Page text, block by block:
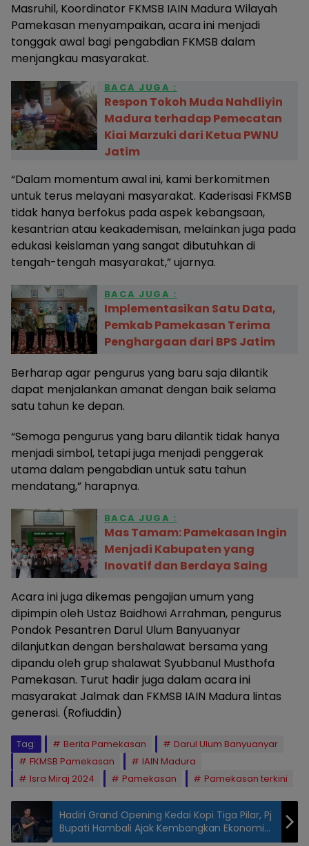
Masruhil, Koordinator FKMSB IAIN Madura Wilayah
Pamekasan menyampaikan, acara ini menjadi
tonggak awal bagi pengabdian FKMSB dalam
menjangkau masyarakat.
BACA JUGA :
Respon Tokoh Muda Nahdliyin
Madura terhadap Pemecatan
Kiai Marzuki dari Ketua PWNU
Jatim
“Dalam momentum awal ini, kami berkomitmen
untuk terus melayani masyarakat. Kaderisasi FKMSB
tidak hanya berfokus pada aspek kebangsaan,
kesantrian atau keakademisan, melainkan juga pada
edukasi keislaman yang sangat dibutuhkan di
tengah-tengah masyarakat,” ujarnya.
BACA JUGA :
Implementasikan Satu Data,
Pemkab Pamekasan Terima
Penghargaan dari BPS Jatim
Berharap agar pengurus yang baru saja dilantik
dapat menjalankan amanat dengan baik selama
satu tahun ke depan.
“Semoga pengurus yang baru dilantik tidak hanya
menjadi simbol, tetapi juga menjadi penggerak
utama dalam pengabdian untuk satu tahun
mendatang,” harapnya.
BACA JUGA :
Mas Tamam: Pamekasan Ingin
Menjadi Kabupaten yang
Inovatif dan Berdaya Saing
Acara ini juga dikemas pengajian umum yang
dipimpin oleh Ustaz Baidhowi Arrahman, pengurus
Pondok Pesantren Darul Ulum Banyuanyar
dilanjutkan dengan bershalawat bersama yang
dipandu oleh grup shalawat Syubbanul Musthofa
Pamekasan. Turut hadir juga dalam acara ini
masyarakat Jalmak dan FKMSB IAIN Madura lintas
generasi. (Rofiuddin)
Tag: Berita Pamekasan
Darul Ulum Banyuanyar
FKMSB Pamekasan
IAIN Madura
Isra Miraj 2024
Pamekasan Pamekasan terkini
Hadiri Grand Opening Kedai Kopi Tiga Pilar, Pj
Bupati Hambali Ajak Kembangkan Ekonomi
Lokal